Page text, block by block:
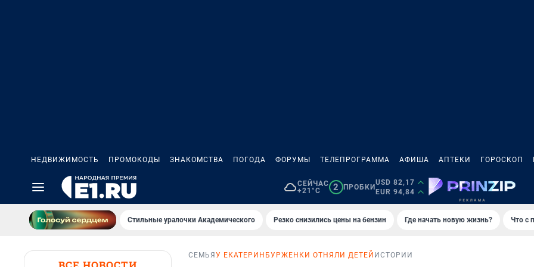
НЕДВИЖИМОСТЬ ПРОМОКОДЫ ЗНАКОМСТВА ПОГОДА ФОРУМЫ ТЕЛЕПРОГРАММА АФИША АПТЕКИ ГОРОСКОП
СЕЙЧАС
+21°C
2 ПРОБКИ
USD 82,17
EUR 94,84
Стильные уралочки Академического Резко снизились цены на бензин Где начать новую жизнь? Что с
СЕМЬЯ У ЕКАТЕРИНБУРЖЕНКИ ОТНЯЛИ ДЕТЕЙ ИСТОРИИ